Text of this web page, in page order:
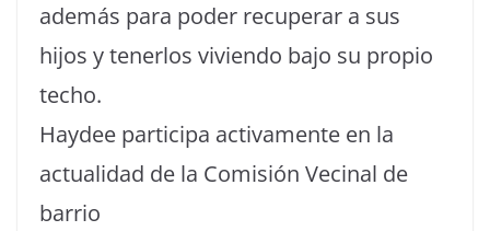
además para poder recuperar a sus
hijos y tenerlos viviendo bajo su propio
techo.
Haydee participa activamente en la
actualidad de la Comisión Vecinal de
barrio